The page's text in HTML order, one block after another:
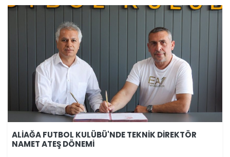
ALİAĞA FUTBOL KULÜBÜ'NDE TEKNİK DİREKTÖR
NAMET ATEŞ DÖNEMİ